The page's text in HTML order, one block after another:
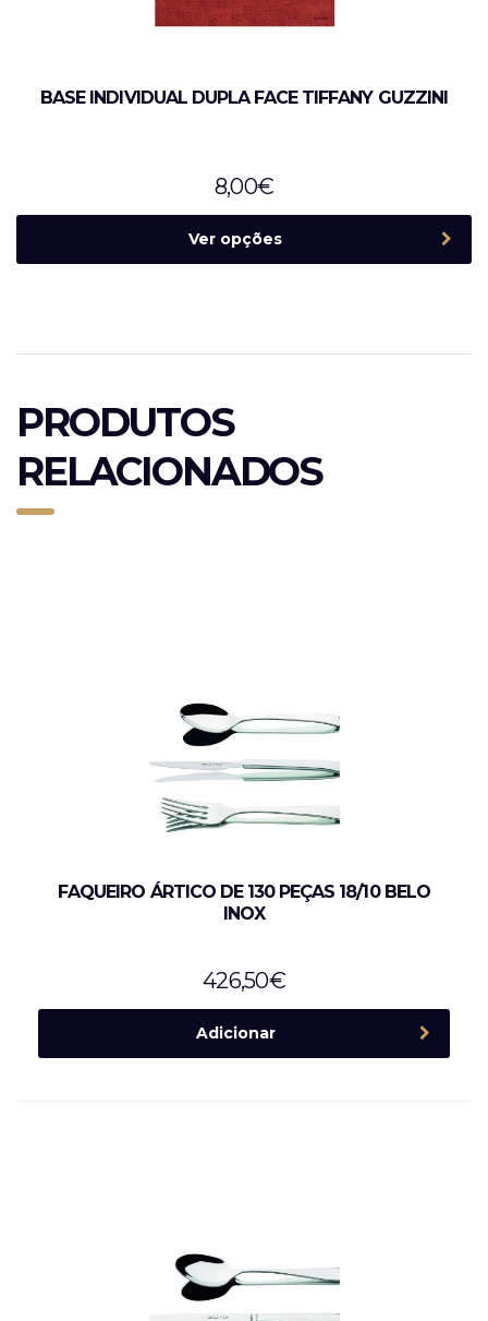
BASE INDIVIDUAL DUPLA FACE TIFFANY GUZZINI
8,00€
Ver opções
PRODUTOS
RELACIONADOS
FAQUEIRO ÁRTICO DE 130 PEÇAS 18/10 BELO
INOX
426,50€
Adicionar